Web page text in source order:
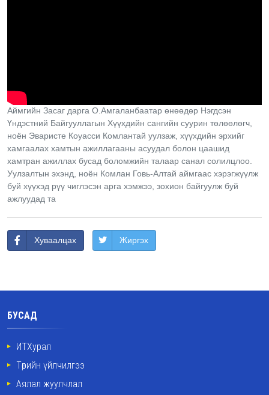
Аймгийн Засаг дарга О.Амгаланбаатар өнөөдөр Нэгдсэн
Үндэстний Байгууллагын Хүүхдийн сангийн суурин төлөөлөгч,
ноён Эваристе Коуасси Комлантай уулзаж, хүүхдийн эрхийг
хамгаалах хамтын ажиллагааны асуудал болон цаашид
хамтран ажиллах бусад боломжийн талаар санал солилцлоо.
Уулзалтын эхэнд, ноён Комлан Говь-Алтай аймгаас хэрэгжүүлж
буй хүүхэд рүү чиглэсэн арга хэмжээ, зохион байгуулж буй
ажлуудад та
Хуваалцах Жиргэх
БУСАД
ИТХурал
Төрийн үйлчилгээ
Аялал жуулчлал